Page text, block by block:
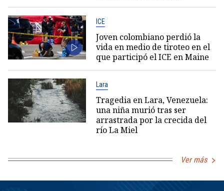
ICE
Joven colombiano perdió la
vida en medio de tiroteo en el
que participó el ICE en Maine
Lara
Tragedia en Lara, Venezuela:
una niña murió tras ser
arrastrada por la crecida del
río La Miel
Ver más